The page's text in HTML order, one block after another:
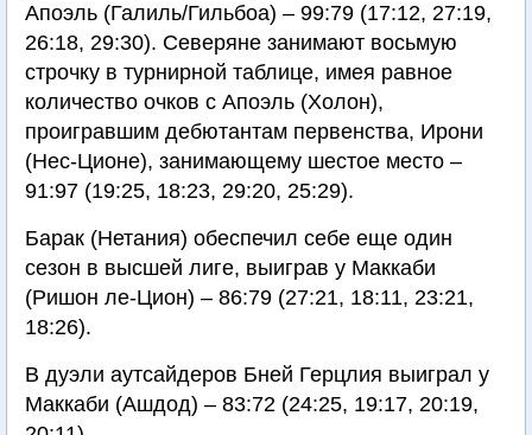
Апоэль (Галиль/Гильбоа) – 99:79 (17:12, 27:19,
26:18, 29:30). Северяне занимают восьмую
строчку в турнирной таблице, имея равное
количество очков с Апоэль (Холон),
проигравшим дебютантам первенства, Ирони
(Нес-Ционе), занимающему шестое место –
91:97 (19:25, 18:23, 29:20, 25:29).
Барак (Нетания) обеспечил себе еще один
сезон в высшей лиге, выиграв у Маккаби
(Ришон ле-Цион) – 86:79 (27:21, 18:11, 23:21,
18:26).
В дуэли аутсайдеров Бней Герцлия выиграл у
Маккаби (Ашдод) – 83:72 (24:25, 19:17, 20:19,